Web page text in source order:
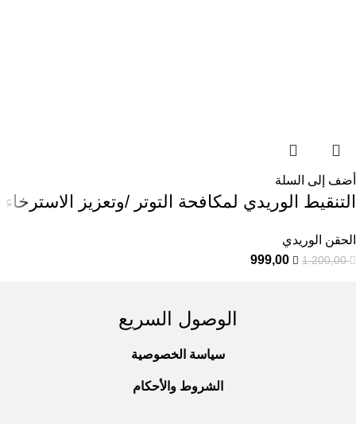
أضف إلى السلة
التنقيط الوريدي لمكافحة التوتر /وتعزيز الاسترخاء
الحقن الوريدي
1.200,00
999,00
الوصول السريع
سياسة الخصوصية
الشروط والأحكام